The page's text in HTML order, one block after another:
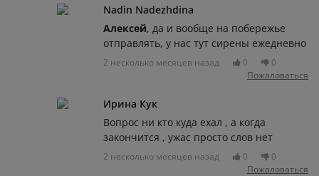
Nadin Nadezhdina
Алексей, да и вообще на побережье
отправлять, у нас тут сирены ежедневно
2 несколько месяцев назад 0
0
Пожаловаться
Ирина Кук
Вопрос ни кто куда ехал , а когда
закончится , ужас просто слов нет
2 несколько месяцев назад 0
0
Пожаловаться